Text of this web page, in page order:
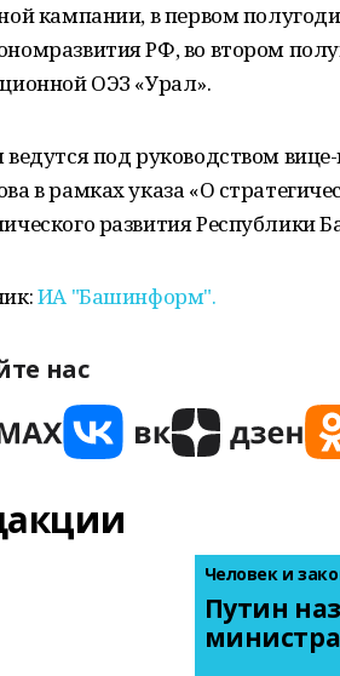
кампании, в первом
РФ, во втором
ОЭЗ «Урал».
под руководством
в рамках указа «О
развития Республики
ИА "Башинформ".
нас
Человек и
Путин